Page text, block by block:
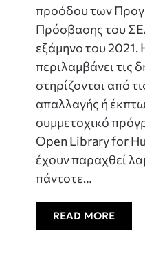
προόδου των
Πρόσβασης του
εξάμηνο του
περιλαμβάνει τις
στηρίζονται από
απαλλαγής ή
συμμετοχικό
Open Library for
έχουν παραχθεί
πάντοτε…
READ MORE